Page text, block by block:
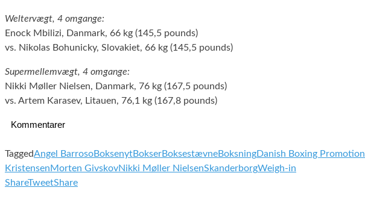
Weltervægt, 4 omgange:
Enock Mbilizi, Danmark, 66 kg (145,5 pounds)
vs. Nikolas Bohunicky, Slovakiet, 66 kg (145,5 pounds)
Supermellemvægt, 4 omgange:
Nikki Møller Nielsen, Danmark, 76 kg (167,5 pounds)
vs. Artem Karasev, Litauen, 76,1 kg (167,8 pounds)
Kommentarer
TaggedAngel BarrosoBoksenytBokserBoksestævneBoksningDanish Boxing Promotion
KristensenMorten GivskovNikki Møller NielsenSkanderborgWeigh-in
ShareTweetShare